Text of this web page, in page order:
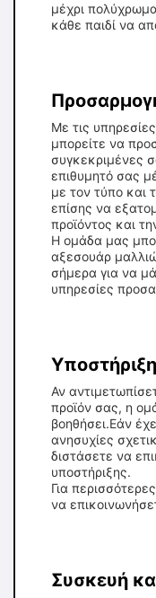
μέχρι
κάθε παιδί να
Με τις
μπορείτε να
συγκεκριμένες
επιθυμητό σας
με τον τύπο και
επίσης να
προϊόντος και
Η ομάδα μας
αξεσουάρ
σήμερα για να
υπηρεσίες
Αν
προϊόν σας, η
βοηθήσει.Εάν
ανησυχίες
διστάσετε να
υποστήριξης.
Για
να
Συσκευή